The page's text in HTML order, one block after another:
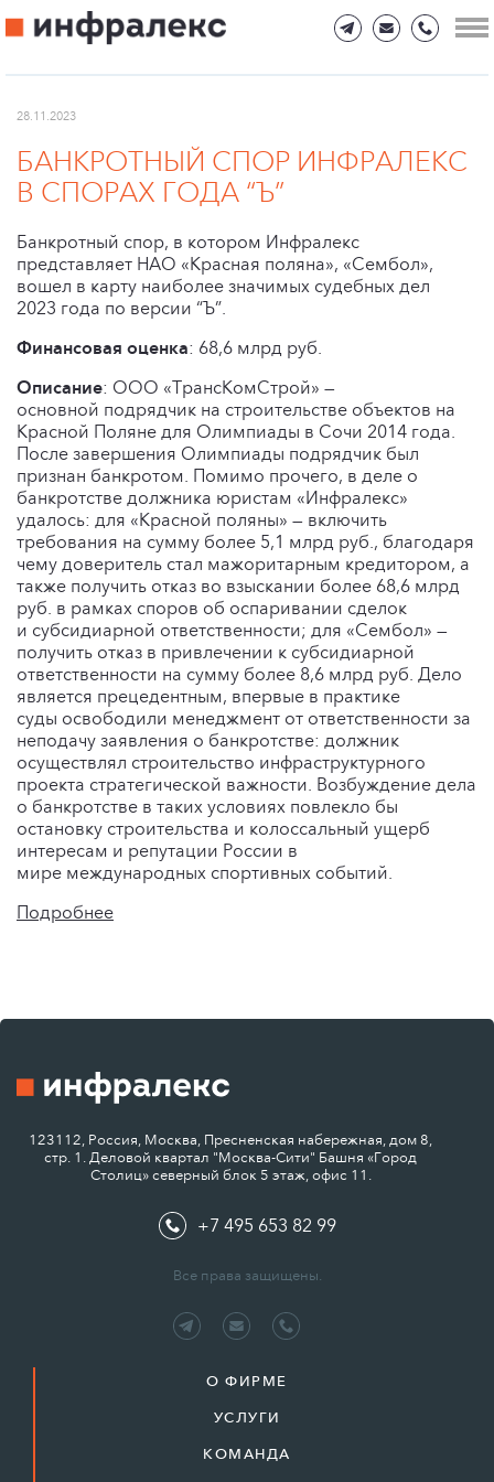
28.11.2023
БАНКРОТНЫЙ СПОР ИНФРАЛЕКС
В СПОРАХ ГОДА “Ъ”
Банкротный спор, в котором Инфралекс
представляет НАО «Красная поляна», «Сембол»,
вошел в карту наиболее значимых судебных дел
2023 года по версии “Ъ”.
Финансовая оценка: 68,6 млрд руб.
Описание: ООО «ТрансКомСтрой» —
основной подрядчик на строительстве объектов на
Красной Поляне для Олимпиады в Сочи 2014 года.
После завершения Олимпиады подрядчик был
признан банкротом. Помимо прочего, в деле о
банкротстве должника юристам «Инфралекс»
удалось: для «Красной поляны» — включить
требования на сумму более 5,1 млрд руб., благодаря
чему доверитель стал мажоритарным кредитором, а
также получить отказ во взыскании более 68,6 млрд
руб. в рамках споров об оспаривании сделок
и субсидиарной ответственности; для «Сембол» —
получить отказ в привлечении к субсидиарной
ответственности на сумму более 8,6 млрд руб. Дело
является прецедентным, впервые в практике
суды освободили менеджмент от ответственности за
неподачу заявления о банкротстве: должник
осуществлял строительство инфраструктурного
проекта стратегической важности. Возбуждение дела
о банкротстве в таких условиях повлекло бы
остановку строительства и колоссальный ущерб
интересам и репутации России в
мире международных спортивных событий.
Подробнее
123112, Россия, Москва, Пресненская набережная, дом 8,
стр. 1. Деловой квартал "Москва-Сити" Башня «Город
Столиц» северный блок 5 этаж, офис 11.
+7 495 653 82 99
Все права защищены.
О ФИРМЕ
УСЛУГИ
КОМАНДА